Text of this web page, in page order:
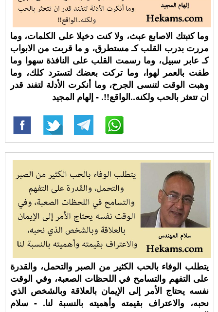
وما كتبتك الاصابع عبث، ولا كنت دخيلا على الكلمات، وما
مررت بدرب القلب كـ مستطرق، و ما قربت من الابواب
كـ عابر سبيل، وما رسمت القلب على النافذة سهوا وما
طفت بالعمر لهوا، وما تركت بعضك لتسترد كلك، وما
وهبت الوقت لتنسى الجرح، وما أنكرت الأدلة لتفند قدر
ان تتعثر بالحب ولكنه..الواقع!!. - إلهام المجيد
يتطلب الوفاء بالحب الكثير من الصبر والتحمل، والقدرة
على التفهم والتسامح في اللحظات الصعبة، وفي الوقت
نفسه يحتاج الأمر إلى الإيمان بالعلاقة وبالشخص الذي
نحبه، والاعتراف بقيمته وأهميته بالنسبة لنا. - سلام